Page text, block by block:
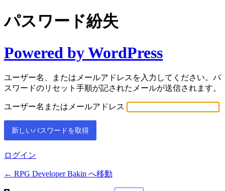
パスワード紛失
Powered by WordPress
ユーザー名、またはメールアドレスを入力してください。パ
スワードのリセット手順が記されたメールが送信されます。
ユーザー名またはメールアドレス
ログイン
← RPG Developer Bakin へ移動